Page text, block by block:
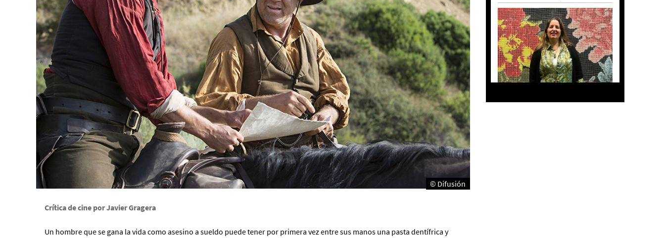
© Difusión
Crítica de cine por Javier Gragera
Un hombre que se gana la vida como asesino a sueldo puede tener por primera vez entre sus manos una pasta dentífrica y
país es Milei”